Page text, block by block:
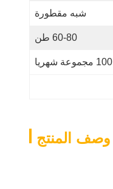
شبه مقطورة
60-80 طن
100 مجموعة شهريا
وصف المنتج